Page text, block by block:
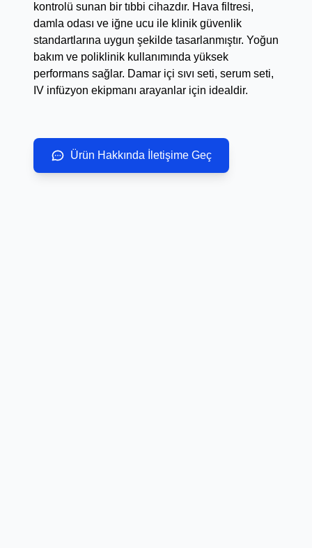
kontrolü sunan bir tıbbi cihazdır. Hava filtresi,
damla odası ve iğne ucu ile klinik güvenlik
standartlarına uygun şekilde tasarlanmıştır. Yoğun
bakım ve poliklinik kullanımında yüksek
performans sağlar. Damar içi sıvı seti, serum seti,
IV infüzyon ekipmanı arayanlar için idealdir.
Ürün Hakkında İletişime Geç